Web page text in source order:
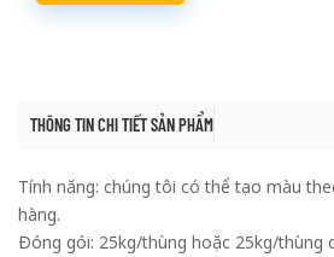
THÔNG TIN CHI TIẾT SẢN PHẨM
Tính năng: chúng tôi có thể tạo màu
hàng.
Đóng gói: 25kg/thùng hoặc 25kg/thùng